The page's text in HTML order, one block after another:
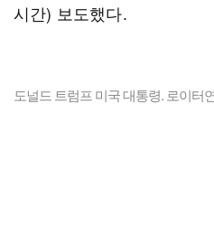
시간) 보도했다.
도널드 트럼프 미국 대통령. 로이터